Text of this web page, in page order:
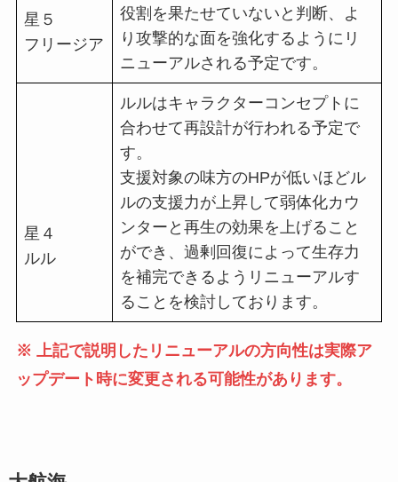
星５
フリージア
役割を果たせていないと判断、よ
り攻撃的な面を強化するようにリ
ニューアルされる予定です。
星４
ルル
ルルはキャラクターコンセプトに
合わせて再設計が行われる予定で
す。
支援対象の味方のHPが低いほどル
ルの支援力が上昇して弱体化カウ
ンターと再生の効果を上げること
ができ、過剰回復によって生存力
を補完できるようリニューアルす
ることを検討しております。
※ 上記で説明したリニューアルの方向性は実際ア
ップデート時に変更される可能性があります。